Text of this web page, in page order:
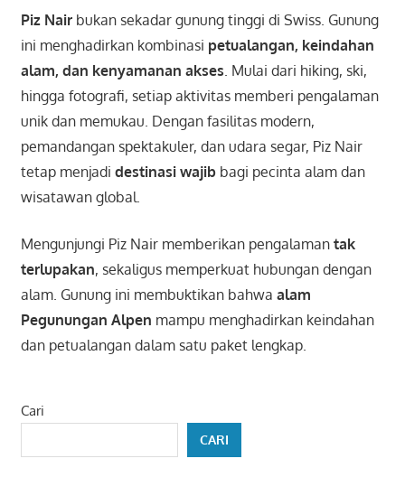
Piz Nairbukan sekadar gunung tinggi di Swiss. Gunung
ini menghadirkan kombinasi petualangan, keindahan
alam, dan kenyamanan akses . Mulai dari hiking, ski,
hingga fotografi, setiap aktivitas memberi pengalaman
unik dan memukau. Dengan fasilitas modern,
pemandangan spektakuler, dan udara segar, Piz Nair
tetap menjadi destinasi wajibbagi pecinta alam dan
wisatawan global.
Mengunjungi Piz Nair memberikan pengalaman tak
terlupakan, sekaligus memperkuat hubungan dengan
alam. Gunung ini membuktikan bahwa alam
Pegunungan Alpen mampu menghadirkan keindahan
dan petualangan dalam satu paket lengkap.
Cari
CARI